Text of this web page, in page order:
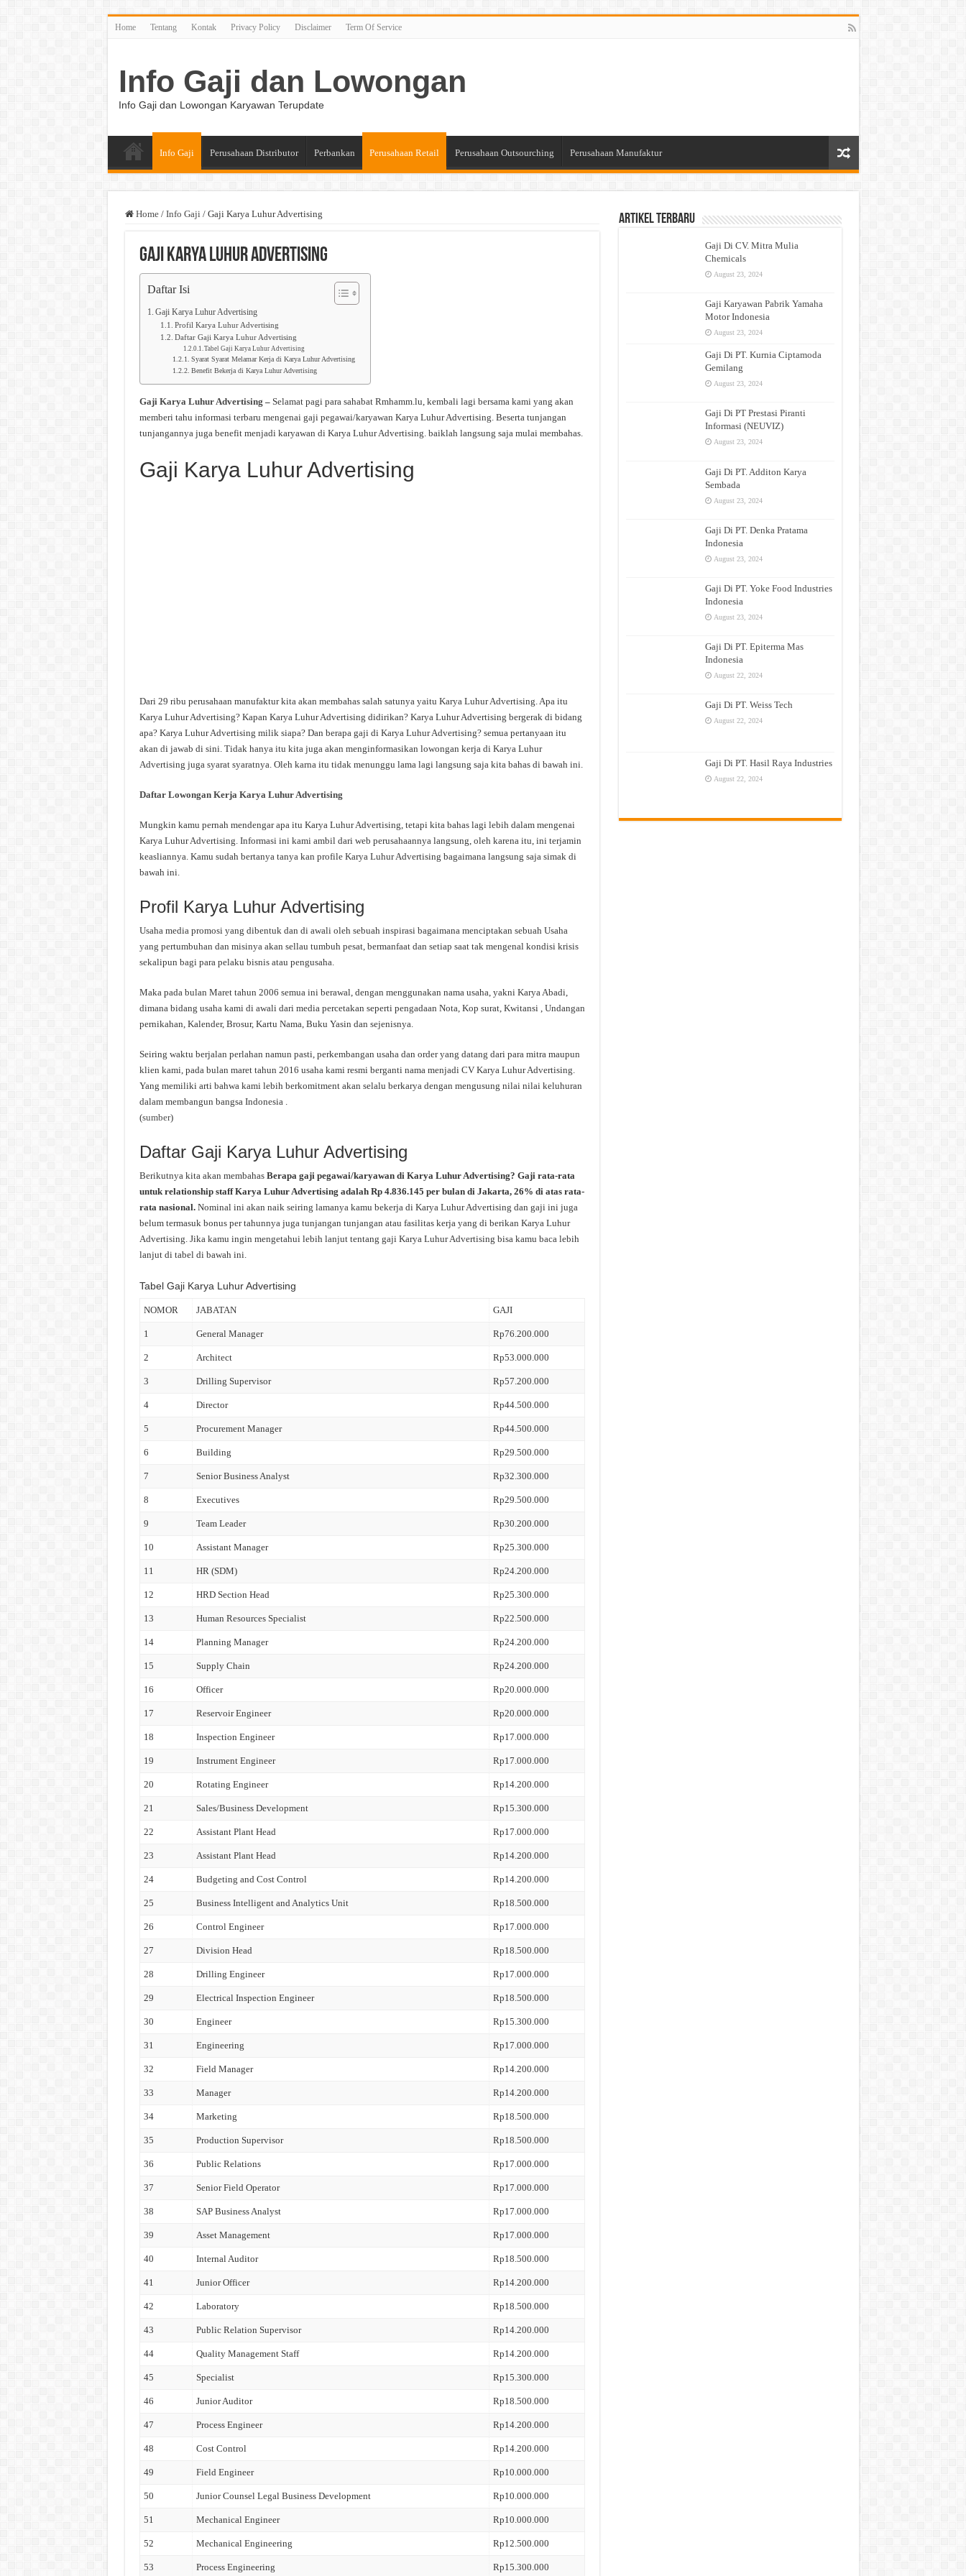
Home Tentang Kontak Privacy Policy Disclaimer Term Of Service
Info Gaji dan Lowongan
Info Gaji dan Lowongan Karyawan Terupdate
Info Gaji Perusahaan Distributor Perbankan Perusahaan Retail Perusahaan Outsourching Perusahaan Manufaktur
Home / Info Gaji / Gaji Karya Luhur Advertising
Gaji Karya Luhur Advertising
Daftar Isi
Gaji Karya Luhur Advertising
Profil Karya Luhur Advertising
Daftar Gaji Karya Luhur Advertising
Tabel Gaji Karya Luhur Advertising
Syarat Syarat Melamar Kerja di Karya Luhur Advertising
Benefit Bekerja di Karya Luhur Advertising
Gaji Karya Luhur Advertising – Selamat pagi para sahabat Rmhamm.lu, kembali lagi bersama kami yang akan
memberi tahu informasi terbaru mengenai gaji pegawai/karyawan Karya Luhur Advertising. Beserta tunjangan
tunjangannya juga benefit menjadi karyawan di Karya Luhur Advertising. baiklah langsung saja mulai membahas.
Gaji Karya Luhur Advertising
Dari 29 ribu perusahaan manufaktur kita akan membahas salah satunya yaitu Karya Luhur Advertising. Apa itu
Karya Luhur Advertising? Kapan Karya Luhur Advertising didirikan? Karya Luhur Advertising bergerak di bidang
apa? Karya Luhur Advertising milik siapa? Dan berapa gaji di Karya Luhur Advertising? semua pertanyaan itu
akan di jawab di sini. Tidak hanya itu kita juga akan menginformasikan lowongan kerja di Karya Luhur
Advertising juga syarat syaratnya. Oleh karna itu tidak menunggu lama lagi langsung saja kita bahas di bawah ini.
Daftar Lowongan Kerja Karya Luhur Advertising
Mungkin kamu pernah mendengar apa itu Karya Luhur Advertising, tetapi kita bahas lagi lebih dalam mengenai
Karya Luhur Advertising. Informasi ini kami ambil dari web perusahaannya langsung, oleh karena itu, ini terjamin
keasliannya. Kamu sudah bertanya tanya kan profile Karya Luhur Advertising bagaimana langsung saja simak di
bawah ini.
Profil Karya Luhur Advertising
Usaha media promosi yang dibentuk dan di awali oleh sebuah inspirasi bagaimana menciptakan sebuah Usaha
yang pertumbuhan dan misinya akan sellau tumbuh pesat, bermanfaat dan setiap saat tak mengenal kondisi krisis
sekalipun bagi para pelaku bisnis atau pengusaha.
Maka pada bulan Maret tahun 2006 semua ini berawal, dengan menggunakan nama usaha, yakni Karya Abadi,
dimana bidang usaha kami di awali dari media percetakan seperti pengadaan Nota, Kop surat, Kwitansi , Undangan
pernikahan, Kalender, Brosur, Kartu Nama, Buku Yasin dan sejenisnya.
Seiring waktu berjalan perlahan namun pasti, perkembangan usaha dan order yang datang dari para mitra maupun
klien kami, pada bulan maret tahun 2016 usaha kami resmi berganti nama menjadi CV Karya Luhur Advertising.
Yang memiliki arti bahwa kami lebih berkomitment akan selalu berkarya dengan mengusung nilai nilai keluhuran
dalam membangun bangsa Indonesia .
(sumber)
Daftar Gaji Karya Luhur Advertising
Berikutnya kita akan membahas Berapa gaji pegawai/karyawan di Karya Luhur Advertising? Gaji rata-rata
untuk relationship staff Karya Luhur Advertising adalah Rp 4.836.145 per bulan di Jakarta, 26% di atas rata-
rata nasional. Nominal ini akan naik seiring lamanya kamu bekerja di Karya Luhur Advertising dan gaji ini juga
belum termasuk bonus per tahunnya juga tunjangan tunjangan atau fasilitas kerja yang di berikan Karya Luhur
Advertising. Jika kamu ingin mengetahui lebih lanjut tentang gaji Karya Luhur Advertising bisa kamu baca lebih
lanjut di tabel di bawah ini.
Tabel Gaji Karya Luhur Advertising
NOMOR JABATAN GAJI
1 General Manager Rp76.200.000
2 Architect Rp53.000.000
3 Drilling Supervisor Rp57.200.000
4 Director Rp44.500.000
5 Procurement Manager Rp44.500.000
6 Building Rp29.500.000
7 Senior Business Analyst Rp32.300.000
8 Executives Rp29.500.000
9 Team Leader Rp30.200.000
10 Assistant Manager Rp25.300.000
11 HR (SDM) Rp24.200.000
12 HRD Section Head Rp25.300.000
13 Human Resources Specialist Rp22.500.000
14 Planning Manager Rp24.200.000
15 Supply Chain Rp24.200.000
16 Officer Rp20.000.000
17 Reservoir Engineer Rp20.000.000
18 Inspection Engineer Rp17.000.000
19 Instrument Engineer Rp17.000.000
20 Rotating Engineer Rp14.200.000
21 Sales/Business Development Rp15.300.000
22 Assistant Plant Head Rp17.000.000
23 Assistant Plant Head Rp14.200.000
24 Budgeting and Cost Control Rp14.200.000
25 Business Intelligent and Analytics Unit Rp18.500.000
26 Control Engineer Rp17.000.000
27 Division Head Rp18.500.000
28 Drilling Engineer Rp17.000.000
29 Electrical Inspection Engineer Rp18.500.000
30 Engineer Rp15.300.000
31 Engineering Rp17.000.000
32 Field Manager Rp14.200.000
33 Manager Rp14.200.000
34 Marketing Rp18.500.000
35 Production Supervisor Rp18.500.000
36 Public Relations Rp17.000.000
37 Senior Field Operator Rp17.000.000
38 SAP Business Analyst Rp17.000.000
39 Asset Management Rp17.000.000
40 Internal Auditor Rp18.500.000
41 Junior Officer Rp14.200.000
42 Laboratory Rp18.500.000
43 Public Relation Supervisor Rp14.200.000
44 Quality Management Staff Rp14.200.000
45 Specialist Rp15.300.000
46 Junior Auditor Rp18.500.000
47 Process Engineer Rp14.200.000
48 Cost Control Rp14.200.000
49 Field Engineer Rp10.000.000
50 Junior Counsel Legal Business Development Rp10.000.000
51 Mechanical Engineer Rp10.000.000
52 Mechanical Engineering Rp12.500.000
53 Process Engineering Rp15.300.000
Artikel Terbaru
Gaji Di CV. Mitra Mulia
Chemicals
August 23, 2024
Gaji Karyawan Pabrik Yamaha
Motor Indonesia
August 23, 2024
Gaji Di PT. Kurnia Ciptamoda
Gemilang
August 23, 2024
Gaji Di PT Prestasi Piranti
Informasi (NEUVIZ)
August 23, 2024
Gaji Di PT. Additon Karya
Sembada
August 23, 2024
Gaji Di PT. Denka Pratama
Indonesia
August 23, 2024
Gaji Di PT. Yoke Food Industries
Indonesia
August 23, 2024
Gaji Di PT. Epiterma Mas
Indonesia
August 22, 2024
Gaji Di PT. Weiss Tech
August 22, 2024
Gaji Di PT. Hasil Raya Industries
August 22, 2024